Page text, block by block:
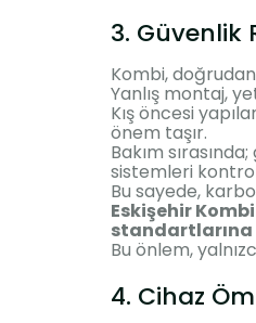
3. Güvenlik
Kombi, doğrudan
Yanlış montaj,
Kış öncesi
önem taşır.
Bakım
sistemleri
Bu sayede,
Eskişehir
standartlarına
Bu önlem,
4. Cihaz